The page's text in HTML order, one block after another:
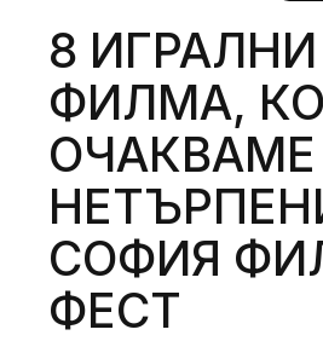
8 ИГРАЛНИ
ФИЛМА,
ОЧАКВАМЕ
СОФИЯ
ФЕСТ